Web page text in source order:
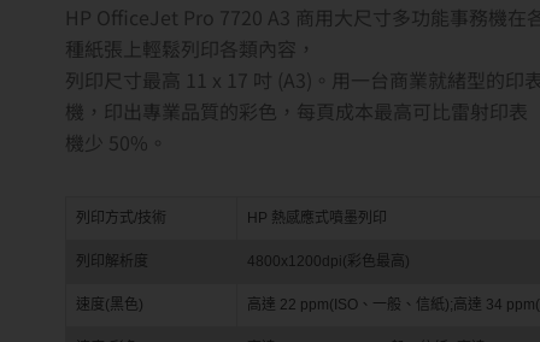
HP OfficeJet Pro 7720 A3 商用大尺寸多功能事務機在
種紙張上輕鬆列印各類內容，
列印尺寸最高 11 x 17 吋 (A3)。用一台商業就緒型的印
機，印出專業品質的彩色，每頁成本最高可比雷射印表
機少 50%。
列印方式/技術 HP 熱感應式噴墨列印
列印解析度 4800x1200dpi(彩色最高)
速度(黑色) 高達 22 ppm(ISO、一般、信紙);高達 34